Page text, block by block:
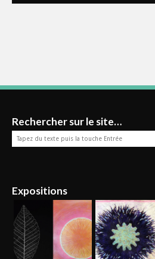
Rechercher sur le site…
Expositions